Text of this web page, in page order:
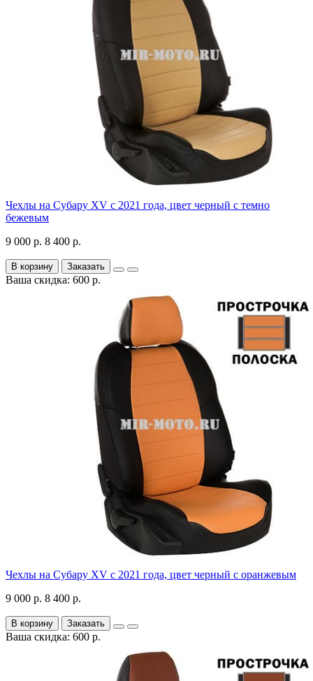
Чехлы на Субару XV с 2021 года, цвет черный с темно
бежевым
9 000 р. 8 400 р.
В корзину Заказать
Ваша скидка: 600 р.
Чехлы на Субару XV с 2021 года, цвет черный с оранжевым
9 000 р. 8 400 р.
В корзину Заказать
Ваша скидка: 600 р.